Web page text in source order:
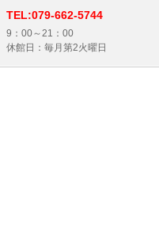
TEL:079-662-5744
9：00～21：00
休館日：毎月第2火曜日